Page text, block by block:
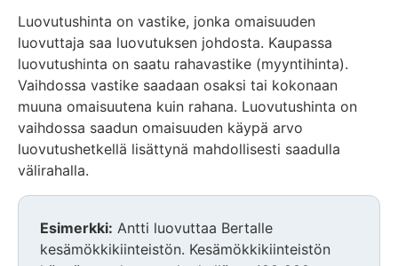
Luovutushinta on vastike, jonka omaisuuden
luovuttaja saa luovutuksen johdosta. Kaupassa
luovutushinta on saatu rahavastike (myyntihinta).
Vaihdossa vastike saadaan osaksi tai kokonaan
muuna omaisuutena kuin rahana. Luovutushinta on
vaihdossa saadun omaisuuden käypä arvo
luovutushetkellä lisättynä mahdollisesti saadulla
välirahalla.
Esimerkki: Antti luovuttaa Bertalle
kesämökkikiinteistön. Kesämökkikiinteistön